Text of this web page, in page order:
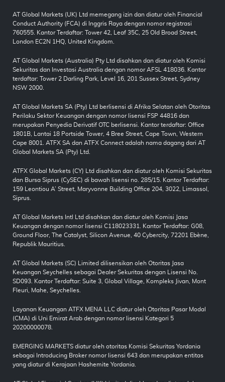
AT Global Markets (UK) Ltd memegang izin dan diatur oleh Financial
Conduct Authority (FCA) di Inggris Raya dengan nomor registrasi
760555. Kantor Terdaftar: Tower 42, Leaf 35C, 25 Old Broad Street,
London EC2N 1HQ, United Kingdom.
AT Global Markets (Australia) Pty Ltd disahkan dan diatur oleh Komisi
Sekuritas dan Investasi Australia dengan nomor AFSL 418036. Kantor
terdaftar: Tower 2 Darling Park, Level 16, 201 Sussex Street, Sydney
NSW 2000.
AT Global Markets SA (Pty) Ltd berlisensi di Afrika Selatan oleh Otoritas
Perilaku Sektor Keuangan dengan nomor lisensi FSP 44816 dan
merupakan Penyedia Derivatif OTC berlisensi. Kantor terdaftar: Office
1801B, Lantai 18 Portside Tower, 4 Bree Street, Cape Town, Western
Cape 8001. ATFX SA dan ATFX Connect adalah nama dagang dari AT
Global Markets SA (Pty) Ltd.
ATFX Global Markets (CY) Ltd disahkan dan diatur oleh Komisi Sekuritas
dan Bursa Siprus (CySEC) di bawah lisensi no. 285/15. Kantor Terdaftar:
159 Leontiou A’ Street, Maryvonne Building Office 204, 3022, Limassol,
Siprus.
AT Global Markets Intl Ltd disahkan dan diatur oleh Komisi Jasa
Keuangan dengan nomor lisensi C118023331. Kantor Terdaftar: G08,
Ground Floor, The Catalyst, Silicon Avenue, 40 Cybercity, 72201 Ebène,
Republik Mauritius.
AT Global Markets (SC) Limited dilisensikan oleh Otoritas Jasa
Keuangan Seychelles sebagai Dealer Sekuritas dengan Lisensi No.
SD093. Kantor Terdaftar: Suite 3, Global Village, Kompleks Jivan, Mont
Fleuri, Mahe, Seychelles.
Layanan Keuangan ATFX MENA LLC diatur oleh Otoritas Pasar Modal
(CMA) di Uni Emirat Arab dengan nomor lisensi Kategori 5
20200000078.
EMERGING MARKETS diatur oleh otoritas Komisi Sekuritas Yordania
sebagai Introducing Broker nomor lisensi 643 dan merupakan entitas
yang diatur di Kerajaan Hashemite Yordania.